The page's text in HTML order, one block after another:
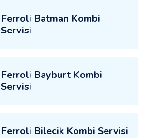
Ferroli Batman Kombi
Servisi
Ferroli Bayburt Kombi
Servisi
Ferroli Bilecik Kombi Servisi